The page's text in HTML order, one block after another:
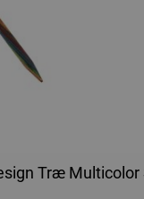
Træ Multicolor